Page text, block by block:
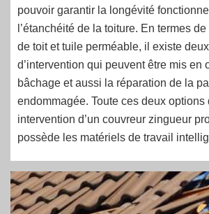
pouvoir garantir la longévité
l’étanchéité de la toiture. En termes
de toit et tuile perméable, il existe
d’intervention qui peuvent être mis en
bâchage et aussi la réparation de la
endommagée. Toute ces deux options
intervention d’un couvreur zingueur
possède les matériels de travail